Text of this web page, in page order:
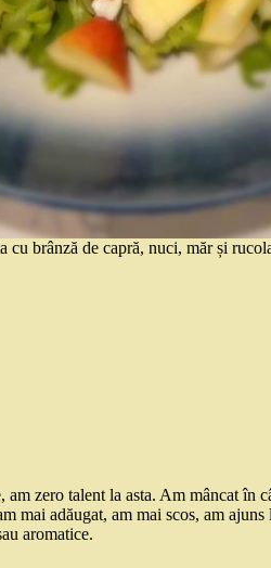
cu brânză de capră, nuci, măr și
zero talent la asta. Am mâncat în
mai adăugat, am mai scos, am
aromatice.